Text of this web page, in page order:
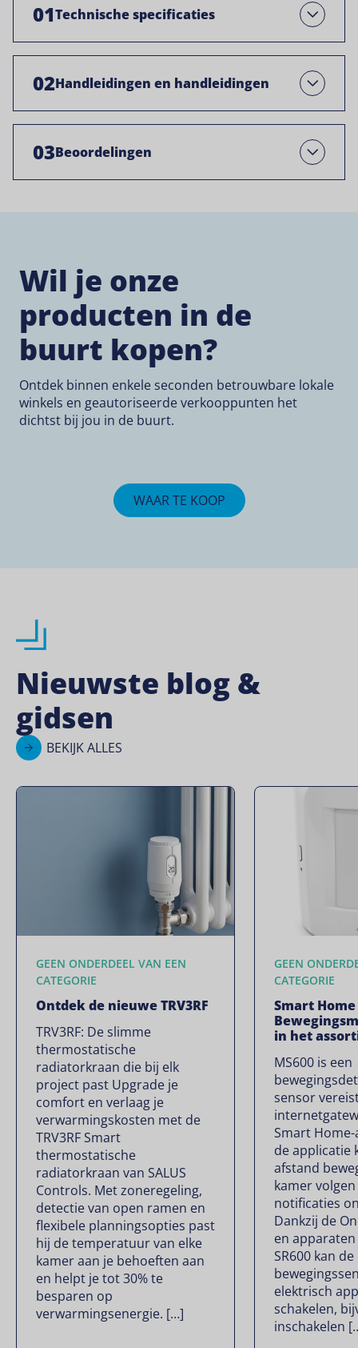
01Technische specificaties Open
02Handleidingen en handleidingenOpen
03Beoordelingen Open
Wil je onze
producten in de
buurt kopen?
Ontdek binnen enkele seconden betrouwbare lokale
winkels en geautoriseerde verkooppunten het
dichtst bij jou in de buurt.
WAAR TE KOOP
Nieuwste blog &
gidsen
BEKIJK ALLES
GEEN ONDERDEEL VAN EEN
CATEGORIE
Ontdek de nieuwe TRV3RF
TRV3RF: De slimme
thermostatische
radiatorkraan die bij elk
project past Upgrade je
comfort en verlaag je
verwarmingskosten met de
TRV3RF Smart
thermostatische
radiatorkraan van SALUS
Controls. Met zoneregeling,
detectie van open ramen en
flexibele planningsopties past
hij de temperatuur van elke
kamer aan je behoeften aan
en helpt je tot 30% te
besparen op
verwarmingsenergie. […]
GEEN
CATEGORIE
Smart Home
in het
MS600 is een
sensor
Smart
de applicatie
afstand
kamer
notificaties
Dankzij de
en apparaten
SR600 kan de
elektrisch
schakelen,
inschakelen